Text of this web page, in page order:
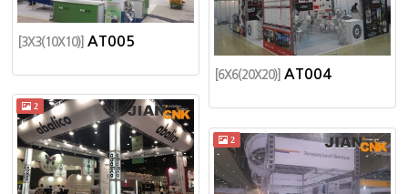
[3X3(10X10)] AT005
[6X6(20X20)] AT004
2
2